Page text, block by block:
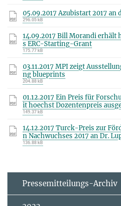
05.09.2017 Azubistart 2017
296.05 kB
14.09.2017 Bill Morandi
s ERC-Starting-Grant
175.77 kB
03.11.2017 MPI zeigt
ng blueprints
204.88 kB
01.12.2017 Ein Preis für
it hoechst Dozentenpreis
149.37 kB
14.12.2017 Turck-Preis zur
n Nachwuchses 2017 an Dr.
136.88 kB
Pressemitteilungs-Archiv